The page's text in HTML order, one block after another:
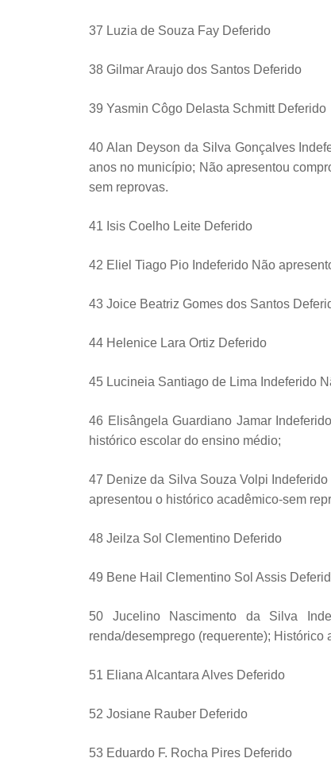
37 Luzia de Souza Fay Deferido
38 Gilmar Araujo dos Santos Deferido
39 Yasmin Côgo Delasta Schmitt Deferido
40 Alan Deyson da Silva Gonçalves
anos no município; Não apresentou
sem reprovas.
41 Isis Coelho Leite Deferido
42 Eliel Tiago Pio Indeferido Não
43 Joice Beatriz Gomes dos Santos
44 Helenice Lara Ortiz Deferido
45 Lucineia Santiago de Lima Indeferido
46 Elisângela Guardiano Jamar
histórico escolar do ensino médio;
47 Denize da Silva Souza Volpi
apresentou o histórico acadêmico-sem
48 Jeilza Sol Clementino Deferido
49 Bene Hail Clementino Sol Assis
50 Jucelino Nascimento da Silva
renda/desemprego (requerente);
51 Eliana Alcantara Alves Deferido
52 Josiane Rauber Deferido
53 Eduardo F. Rocha Pires Deferido